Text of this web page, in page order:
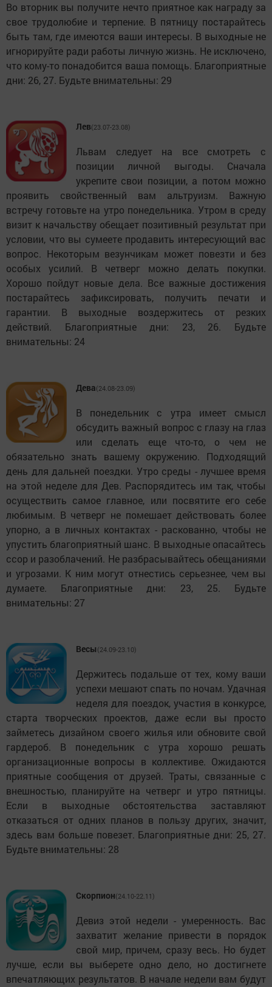
Во вторник вы получите нечто приятное как награду за
свое трудолюбие и терпение. В пятницу постарайтесь
быть там, где имеются ваши интересы. В выходные не
игнорируйте ради работы личную жизнь. Не исключено,
что кому-то понадобится ваша помощь. Благоприятные
дни: 26, 27. Будьте внимательны: 29
Лев(23.07-23.08)
Львам следует на все смотреть с
позиции личной выгоды. Сначала
укрепите свои позиции, а потом можно
проявить свойственный вам альтруизм. Важную
встречу готовьте на утро понедельника. Утром в среду
визит к начальству обещает позитивный результат при
условии, что вы сумеете продавить интересующий вас
вопрос. Некоторым везунчикам может повезти и без
особых усилий. В четверг можно делать покупки.
Хорошо пойдут новые дела. Все важные достижения
постарайтесь зафиксировать, получить печати и
гарантии. В выходные воздержитесь от резких
действий. Благоприятные дни: 23, 26. Будьте
внимательны: 24
Дева(24.08-23.09)
В понедельник с утра имеет смысл
обсудить важный вопрос с глазу на глаз
или сделать еще что-то, о чем не
обязательно знать вашему окружению. Подходящий
день для дальней поездки. Утро среды - лучшее время
на этой неделе для Дев. Распорядитесь им так, чтобы
осуществить самое главное, или посвятите его себе
любимым. В четверг не помешает действовать более
упорно, а в личных контактах - раскованно, чтобы не
упустить благоприятный шанс. В выходные опасайтесь
ссор и разоблачений. Не разбрасывайтесь обещаниями
и угрозами. К ним могут отнестись серьезнее, чем вы
думаете. Благоприятные дни: 23, 25. Будьте
внимательны: 27
Весы (24.09-23.10)
Держитесь подальше от тех, кому ваши
успехи мешают спать по ночам. Удачная
неделя для поездок, участия в конкурсе,
старта творческих проектов, даже если вы просто
займетесь дизайном своего жилья или обновите свой
гардероб. В понедельник с утра хорошо решать
организационные вопросы в коллективе. Ожидаются
приятные сообщения от друзей. Траты, связанные с
внешностью, планируйте на четверг и утро пятницы.
Если в выходные обстоятельства заставляют
отказаться от одних планов в пользу других, значит,
здесь вам больше повезет. Благоприятные дни: 25, 27.
Будьте внимательны: 28
Скорпион(24.10-22.11)
Девиз этой недели - умеренность. Вас
захватит желание привести в порядок
свой мир, причем, сразу весь. Но будет
лучше, если вы выберете одно дело, но достигнете
впечатляющих результатов. В начале недели вам будут